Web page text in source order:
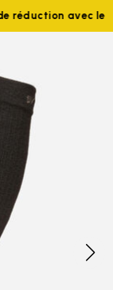
avec le code